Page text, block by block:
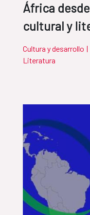
África
cultural y
Cultura y desarrollo |
Literatura